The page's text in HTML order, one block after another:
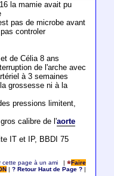
la mamie avait pu
pas de microbe avant
controler
de Célia 8 ans
de l'arche avec
à 3 semaines
grossesse ni à la
pressions limitent,
calibre de l'aorte
IT et IP, BBDI 75
cette page à un ami |
Faire
|? Retour Haut de Page ?